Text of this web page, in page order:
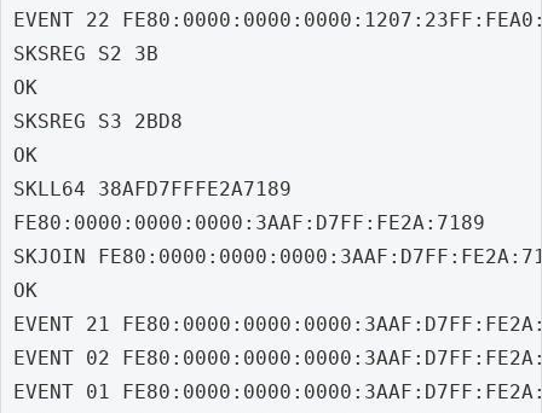
EVENT 22
SKSREG S2 3B
OK
SKSREG S3 2BD8
OK
SKLL64 38AFD7FFFE2A7189
FE80:0000:0000:0000:3AAF:D7FF:FE2A:7189
SKJOIN
OK
EVENT 21
EVENT 02
EVENT 01